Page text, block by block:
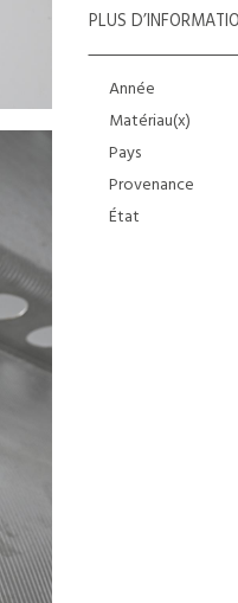
PLUS
Année
Matériau(x)
Pays
Provenance
État